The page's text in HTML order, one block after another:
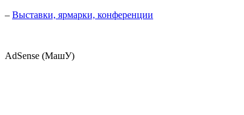
– Выставки, ярмарки, конференции
AdSense (МашУ)